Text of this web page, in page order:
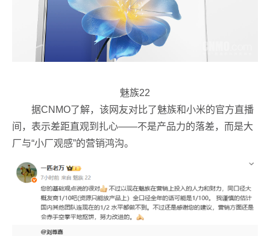
魅族22
据CNMO了解，该网友对比了魅族和小米的官方直播
间，表示差距直观到扎心——不是产品力的落差，而是大
厂与“小厂观感”的营销鸿沟。